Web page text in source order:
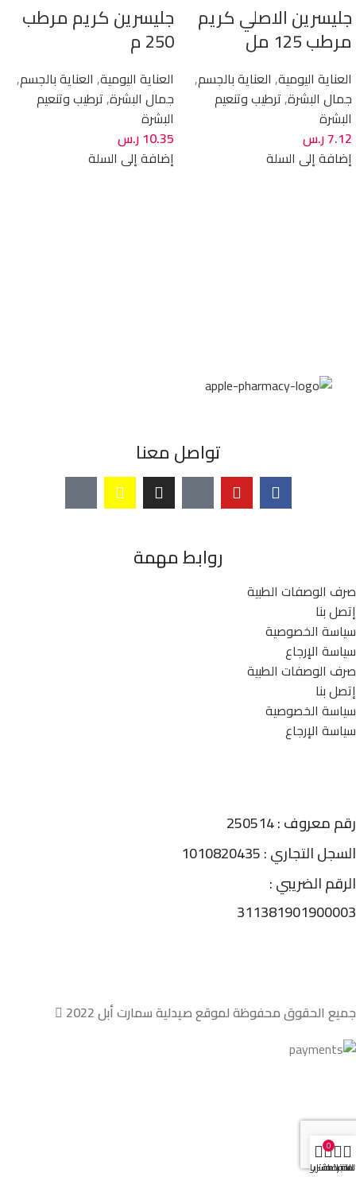
جليسرين الاصلي كريم
مرطب 125 مل
العناية اليومية, العناية بالجسم,
جمال البشرة,ترطيب وتنعيم
البشرة
7.12ر.س
إضافة إلى السلة
جليسرين كريم مرطب
250 م
العناية اليومية, العناية بالجسم,
جمال البشرة,ترطيب وتنعيم
البشرة
10.35 ر.س
إضافة إلى السلة
تواصل معنا
روابط مهمة
صرف الوصفات الطبية
إتصل بنا
سياسة الخصوصية
سياسة الإرجاع
صرف الوصفات الطبية
إتصل بنا
سياسة الخصوصية
سياسة الإرجاع
رقم معروف : 250514
السجل التجاري : 1010820435
الرقم الضريبي :
311381901900003
جميع الحقوق محفوظة لموقع صيدلية سمارت أبل 2022
المفضلة
0
سلة المشتريات
حسابي